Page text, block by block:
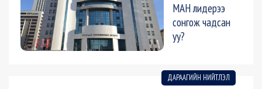
МАН лидерээ
сонгож чадсан
уу?
ДАРААГИЙН НИЙТЛЭЛ